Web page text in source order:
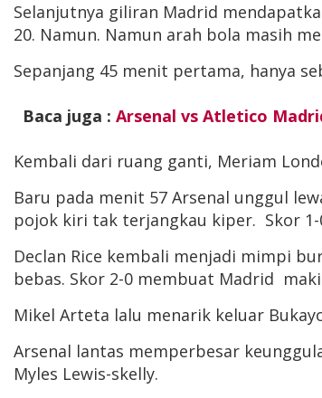
Selanjutnya giliran Madrid
20. Namun. Namun arah bola masih
Sepanjang 45 menit pertama, hanya
Baca juga : Arsenal vs Atletico
Kembali dari ruang ganti, Meriam
Baru pada menit 57 Arsenal unggul
pojok kiri tak terjangkau kiper. Skor 1-
Declan Rice kembali menjadi mimpi
bebas. Skor 2-0 membuat Madrid
Mikel Arteta lalu menarik keluar
Arsenal lantas memperbesar
Myles Lewis-skelly.